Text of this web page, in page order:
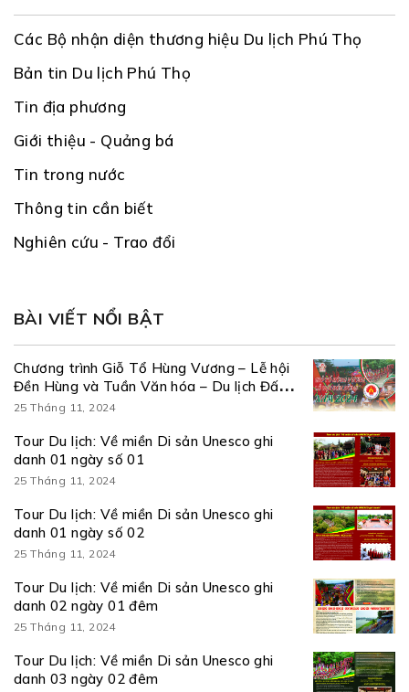
Các Bộ nhận diện thương hiệu Du lịch Phú Thọ
Bản tin Du lịch Phú Thọ
Tin địa phương
Giới thiệu - Quảng bá
Tin trong nước
Thông tin cần biết
Nghiên cứu - Trao đổi
BÀI VIẾT NỔI BẬT
Chương trình Giỗ Tổ Hùng Vương – Lễ hội
Đền Hùng và Tuần Văn hóa – Du lịch Đất
Tổ năm Giáp Thìn 2024
25 Tháng 11, 2024
Tour Du lịch: Về miền Di sản Unesco ghi
danh 01 ngày số 01
25 Tháng 11, 2024
Tour Du lịch: Về miền Di sản Unesco ghi
danh 01 ngày số 02
25 Tháng 11, 2024
Tour Du lịch: Về miền Di sản Unesco ghi
danh 02 ngày 01 đêm
25 Tháng 11, 2024
Tour Du lịch: Về miền Di sản Unesco ghi
danh 03 ngày 02 đêm